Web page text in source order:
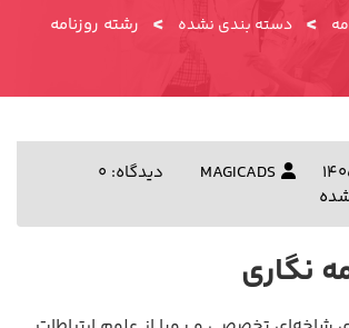
> دسته بندی نشده >
رشته روزنامه
MAGICADS
دیدگاه: 0
نگاری